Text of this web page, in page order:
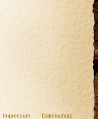
Impressum Datenschutz